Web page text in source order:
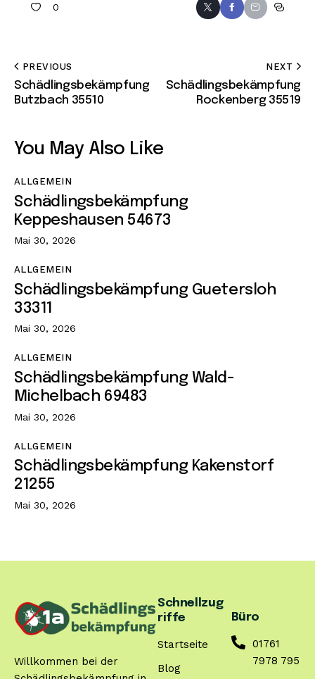
0
PREVIOUS
Schädlingsbekämpfung
Butzbach 35510
NEXT
Schädlingsbekämpfung
Rockenberg 35519
You May Also Like
ALLGEMEIN
Schädlingsbekämpfung
Keppeshausen 54673
Mai 30, 2026
ALLGEMEIN
Schädlingsbekämpfung Guetersloh
33311
Mai 30, 2026
ALLGEMEIN
Schädlingsbekämpfung Wald-
Michelbach 69483
Mai 30, 2026
ALLGEMEIN
Schädlingsbekämpfung Kakenstorf
21255
Mai 30, 2026
Willkommen bei der
Schnellzug
riffe
Startseite
Blog
Büro
01761
7978 795